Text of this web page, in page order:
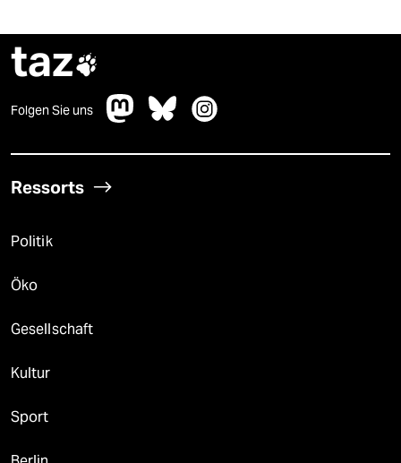
taz
Folgen Sie uns
Ressorts
Politik
Öko
Gesellschaft
Kultur
Sport